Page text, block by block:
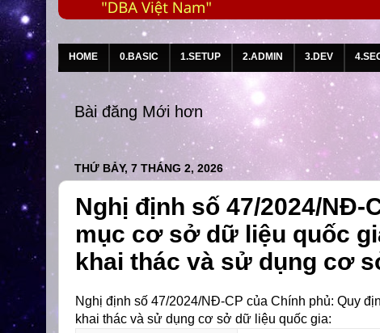
HOME 0.BASIC 1.SETUP 2.ADMIN 3.DEV
Bài đăng Mới hơn
THỨ BẢY, 7 THÁNG 2, 2026
Nghị định số 47/2024/NĐ-
mục cơ sở dữ liệu quốc
khai thác và sử dụng cơ
Nghị định số 47/2024/NĐ-CP của Chính phủ: Quy
khai thác và sử dụng cơ sở dữ liệu quốc gia: